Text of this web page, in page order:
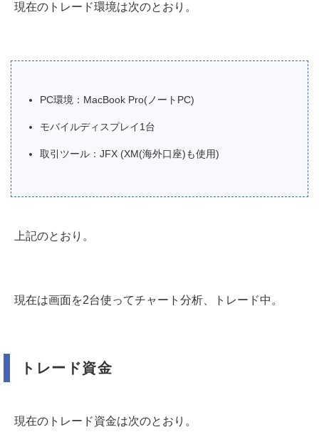
現在のトレード環境は次のとおり。
PC環境：MacBook Pro(ノートPC)
モバイルディスプレイ1台
取引ツール：JFX (XM(海外口座)も使用)
上記のとおり。
現在は画面を2台使ってチャート分析、トレード中。
トレード資金
現在のトレード資金は次のとおり。